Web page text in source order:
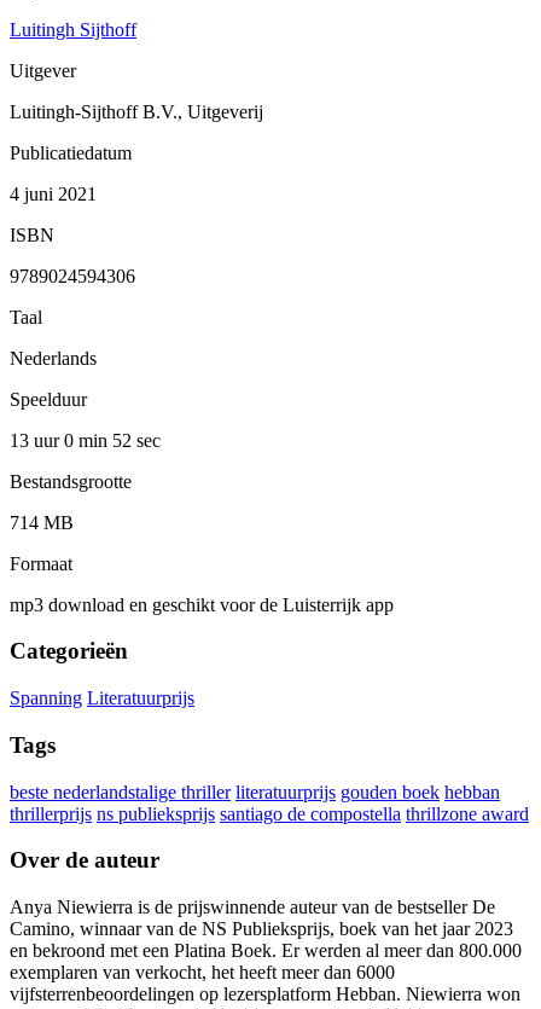
Luitingh Sijthoff
Uitgever
Luitingh-Sijthoff B.V., Uitgeverij
Publicatiedatum
4 juni 2021
ISBN
9789024594306
Taal
Nederlands
Speelduur
13 uur 0 min 52 sec
Bestandsgrootte
714 MB
Formaat
mp3 download en geschikt voor de Luisterrijk app
Categorieën
Spanning Literatuurprijs
Tags
beste nederlandstalige thriller literatuurprijs gouden boek hebban
thrillerprijs ns publieksprijs santiago de compostella thrillzone award
Over de auteur
Anya Niewierra is de prijswinnende auteur van de bestseller De
Camino, winnaar van de NS Publieksprijs, boek van het jaar 2023
en bekroond met een Platina Boek. Er werden al meer dan 800.000
exemplaren van verkocht, het heeft meer dan 6000
vijfsterrenbeoordelingen op lezersplatform Hebban. Niewierra won